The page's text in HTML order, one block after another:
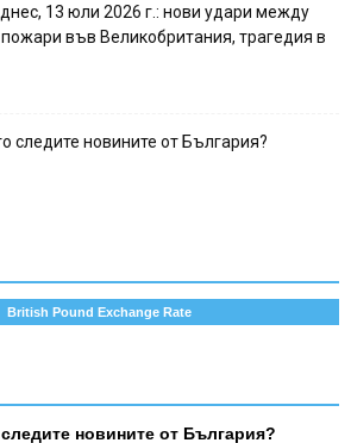
13 юли 2026 г.: нови удари между
във Великобритания, трагедия в
следите новините от България?
British Pound Exchange Rate
новините от България?